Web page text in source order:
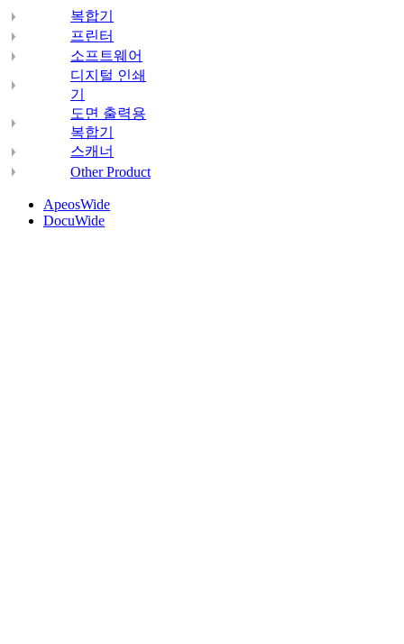
복합기
프린터
소프트웨어
디지털 인쇄
기
도면 출력용
복합기
스캐너
Other Product
ApeosWide
DocuWide